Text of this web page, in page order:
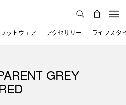
フットウェア アクセサリー ライフスタ
GREY